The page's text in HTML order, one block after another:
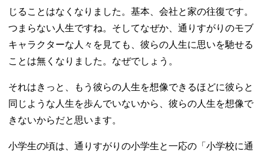
じることはなくなりました。基本、会社と家の往復です。
つまらない人生ですね。そしてなぜか、通りすがりのモブ
キャラクターな人々を見ても、彼らの人生に思いを馳せる
ことは無くなりました。なぜでしょう。
それはきっと、もう彼らの人生を想像できるほどに彼らと
同じような人生を歩んでいないから、彼らの人生を想像で
きないからだと思います。
小学生の頃は、通りすがりの小学生と一応の「小学校に通